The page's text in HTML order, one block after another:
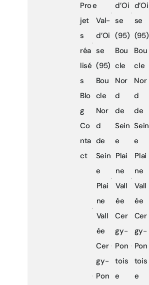
Pro
jet
s
réa
lisé
s
Blo
g
Co
nta
ct
e
Val-
d’Oi
se
(95)
Bou
cle
Nor
d
de
Sein
e
Plai
ne
Vall
ée
Cer
gy-
Pon
d’Oi
se
(95)
Bou
cle
Nor
d
de
Sein
e
Plai
ne
Vall
ée
Cer
gy-
Pon
tois
e
d’Oi
se
(95)
Bou
cle
Nor
d
de
Sein
e
Plai
ne
Vall
ée
Cer
gy-
Pon
tois
e